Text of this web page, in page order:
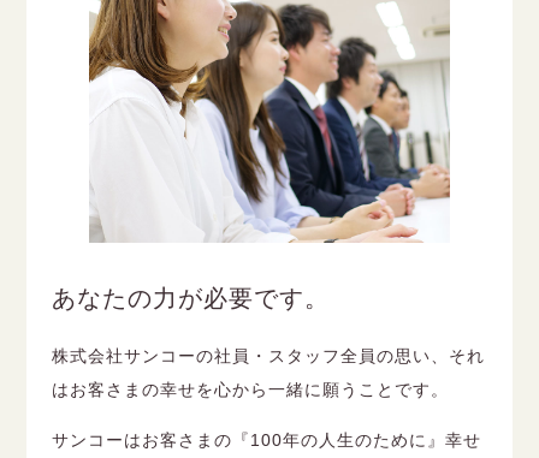
あなたの力が必要です。
株式会社サンコーの社員・スタッフ全員の思い、それ
はお客さまの幸せを心から一緒に願うことです。
サンコーはお客さまの『100年の人生のために』幸せ